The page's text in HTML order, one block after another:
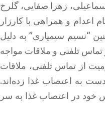
زهرا صفایی، گلرخ
اعدام و همراهی با کارزار
“نسیم سیمیاری” به دلیل
تماس تلفنی و ملاقات مواجه
از تماس تلفنی، ملاقات
به اعتصاب غذا زده‌اند.
۹ سال و هشت ماه حبس خود در اعتصاب غذا به سر